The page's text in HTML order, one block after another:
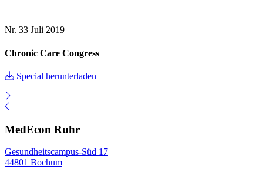
Nr. 33 Juli 2019
Chronic Care Congress
Special herunterladen
MedEcon Ruhr
Gesundheitscampus-Süd 17
44801 Bochum